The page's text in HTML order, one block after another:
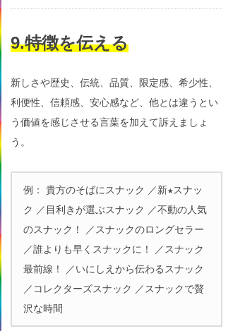
9.特徴を伝える
新しさや歴史、伝統、品質、限定感、希少性、
利便性、信頼感、安心感など、他とは違うとい
う価値を感じさせる言葉を加えて訴えましょ
う。
例： 貴方のそばにスナック ／新★スナッ
ク ／目利きが選ぶスナック ／不動の人気
のスナック！ ／スナックのロングセラー
／誰よりも早くスナックに！ ／スナック
最前線！ ／いにしえから伝わるスナック
／コレクターズスナック ／スナックで贅
沢な時間